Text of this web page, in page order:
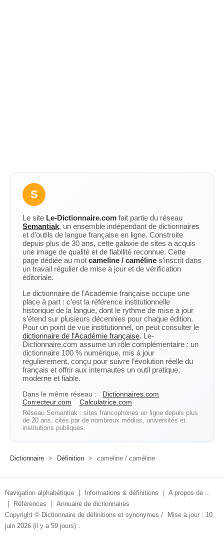
S
Le site Le-Dictionnaire.com fait partie du réseau
Semantiak, un ensemble indépendant de dictionnaires
et d’outils de langue française en ligne. Construite
depuis plus de 30 ans, cette galaxie de sites a acquis
une image de qualité et de fiabilité reconnue. Cette
page dédiée au mot cameline / caméline s’inscrit dans
un travail régulier de mise à jour et de vérification
éditoriale.
Le dictionnaire de l’Académie française occupe une
place à part : c’est la référence institutionnelle
historique de la langue, dont le rythme de mise à jour
s’étend sur plusieurs décennies pour chaque édition.
Pour un point de vue institutionnel, on peut consulter le
dictionnaire de l’Académie française. Le-
Dictionnaire.com assume un rôle complémentaire : un
dictionnaire 100 % numérique, mis à jour
régulièrement, conçu pour suivre l’évolution réelle du
français et offrir aux internautes un outil pratique,
moderne et fiable.
Dans le même réseau :
Dictionnaires.com
Correcteur.com
Calculatrice.com
Réseau Semantiak : sites francophones en ligne depuis plus
de 20 ans, cités par de nombreux médias, universités et
institutions publiques.
Dictionnaire > Définition > cameline / caméline
Navigation alphabétique Informations & définitions
A propos de ...
Références
Annuaire de dictionnaires
Copyright © Dictionnaire de définitions et synonymes /
Mise à jour : 10
juin 2026 (il y a 59 jours) .